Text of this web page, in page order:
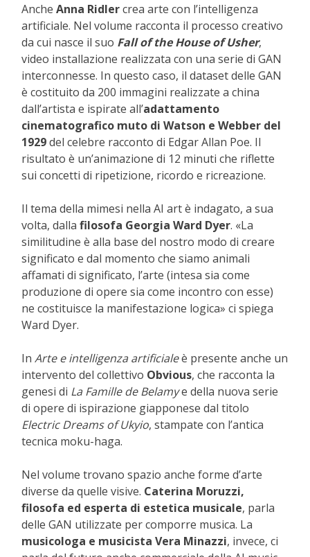
Anche Anna Ridlercrea arte con l’intelligenza
artificiale. Nel volume racconta il processo creativo
da cui nasce il suo Fall of the House of Usher,
video installazione realizzata con una serie di GAN
interconnesse. In questo caso, il dataset delle GAN
è costituito da 200 immagini realizzate a china
dall’artista e ispirate all’adattamento
cinematografico muto di Watson e Webber del
1929del celebre racconto di Edgar Allan Poe. Il
risultato è un’animazione di 12 minuti che riflette
sui concetti di ripetizione, ricordo e ricreazione.
Il tema della mimesi nella AI art è indagato, a sua
volta, dalla filosofa Georgia Ward Dyer. «La
similitudine è alla base del nostro modo di creare
significato e dal momento che siamo animali
affamati di significato, l’arte (intesa sia come
produzione di opere sia come incontro con esse)
ne costituisce la manifestazione logica» ci spiega
Ward Dyer.
In Arte e intelligenza artificialeè presente anche un
intervento del collettivo Obvious, che racconta la
genesi di La Famille de Belamye della nuova serie
di opere di ispirazione giapponese dal titolo
Electric Dreams of Ukyio, stampate con l’antica
tecnica moku-haga.
Nel volume trovano spazio anche forme d’arte
diverse da quelle visive. Caterina Moruzzi,
filosofa ed esperta di estetica musicale, parla
delle GAN utilizzate per comporre musica. La
musicologa e musicista Vera Minazzi, invece, ci